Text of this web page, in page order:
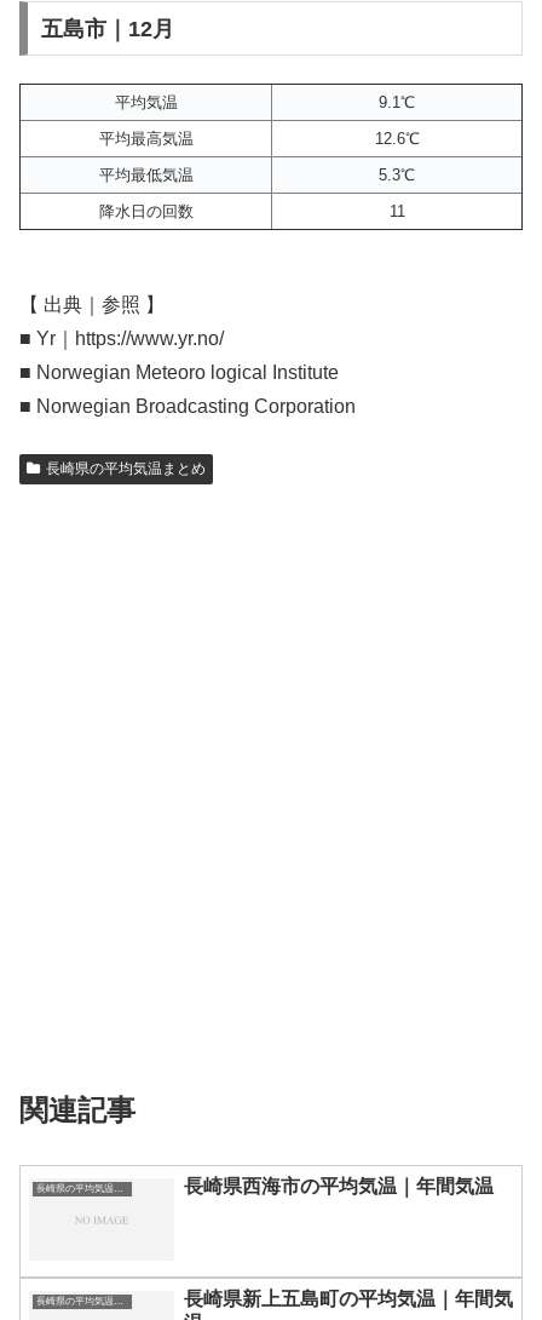
五島市｜12月
平均気温
9.1℃
平均最高気温
12.6℃
平均最低気温
5.3℃
降水日の回数
11
【 出典｜参照 】
■ Yr｜https://www.yr.no/
■ Norwegian Meteoro logical Institute
■ Norwegian Broadcasting Corporation
長崎県の平均気温まとめ
関連記事
長崎県の平均気温まとめ 長崎県西海市の平均気温｜年間気温
長崎県の平均気温まとめ
長崎県新上五島町の平均気温｜年間気